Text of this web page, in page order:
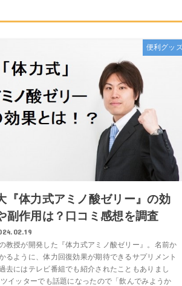
便利グッ
『体力式アミノ酸ゼリー』の効
副作用は？口コミ感想を調査
教授が開発した『体力式アミノ酸ゼリー』。名前か
るように、体力回復効果が期待できるサプリメント
去にはテレビ番組でも紹介されたこともありまし
イッターでも話題になったので「飲んでみようか